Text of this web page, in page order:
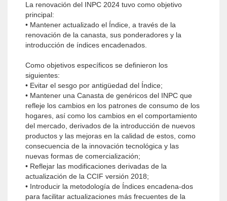
La renovación del INPC 2024 tuvo como objetivo
principal:
• Mantener actualizado el Índice, a través de la
renovación de la canasta, sus ponderadores y la
introducción de índices encadenados.
Como objetivos específicos se definieron los
siguientes:
• Evitar el sesgo por antigüedad del Índice;
• Mantener una Canasta de genéricos del INPC que
refleje los cambios en los patrones de consumo de los
hogares, así como los cambios en el comportamiento
del mercado, derivados de la introducción de nuevos
productos y las mejoras en la calidad de estos, como
consecuencia de la innovación tecnológica y las
nuevas formas de comercialización;
• Reflejar las modificaciones derivadas de la
actualización de la CCIF versión 2018;
• Introducir la metodología de Índices encadena-dos
para facilitar actualizaciones más frecuentes de la